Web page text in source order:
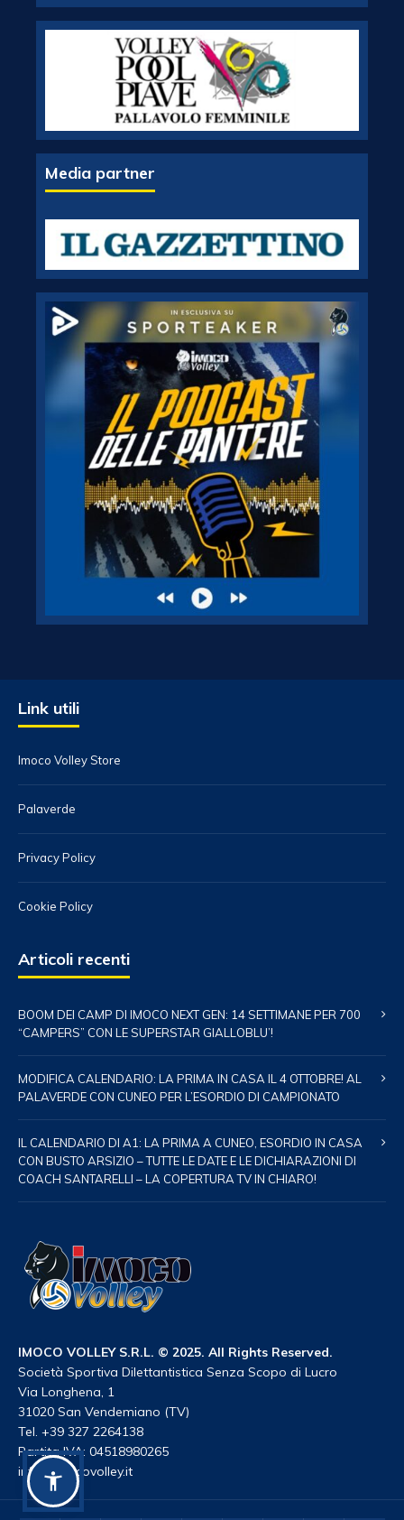
Media partner
Link utili
Imoco Volley Store
Palaverde
Privacy Policy
Cookie Policy
Articoli recenti
BOOM DEI CAMP DI IMOCO NEXT GEN: 14 SETTIMANE PER 700
“CAMPERS” CON LE SUPERSTAR GIALLOBLU’!
MODIFICA CALENDARIO: LA PRIMA IN CASA IL 4 OTTOBRE! AL
PALAVERDE CON CUNEO PER L’ESORDIO DI CAMPIONATO
IL CALENDARIO DI A1: LA PRIMA A CUNEO, ESORDIO IN CASA
CON BUSTO ARSIZIO – TUTTE LE DATE E LE DICHIARAZIONI DI
COACH SANTARELLI – LA COPERTURA TV IN CHIARO!
IMOCO VOLLEY S.R.L. © 2025. All Rights Reserved.
Società Sportiva Dilettantistica Senza Scopo di Lucro
Via Longhena, 1
31020 San Vendemiano (TV)
Tel. +39 327 2264138
Partita IVA: 04518980265
info@imocovolley.it